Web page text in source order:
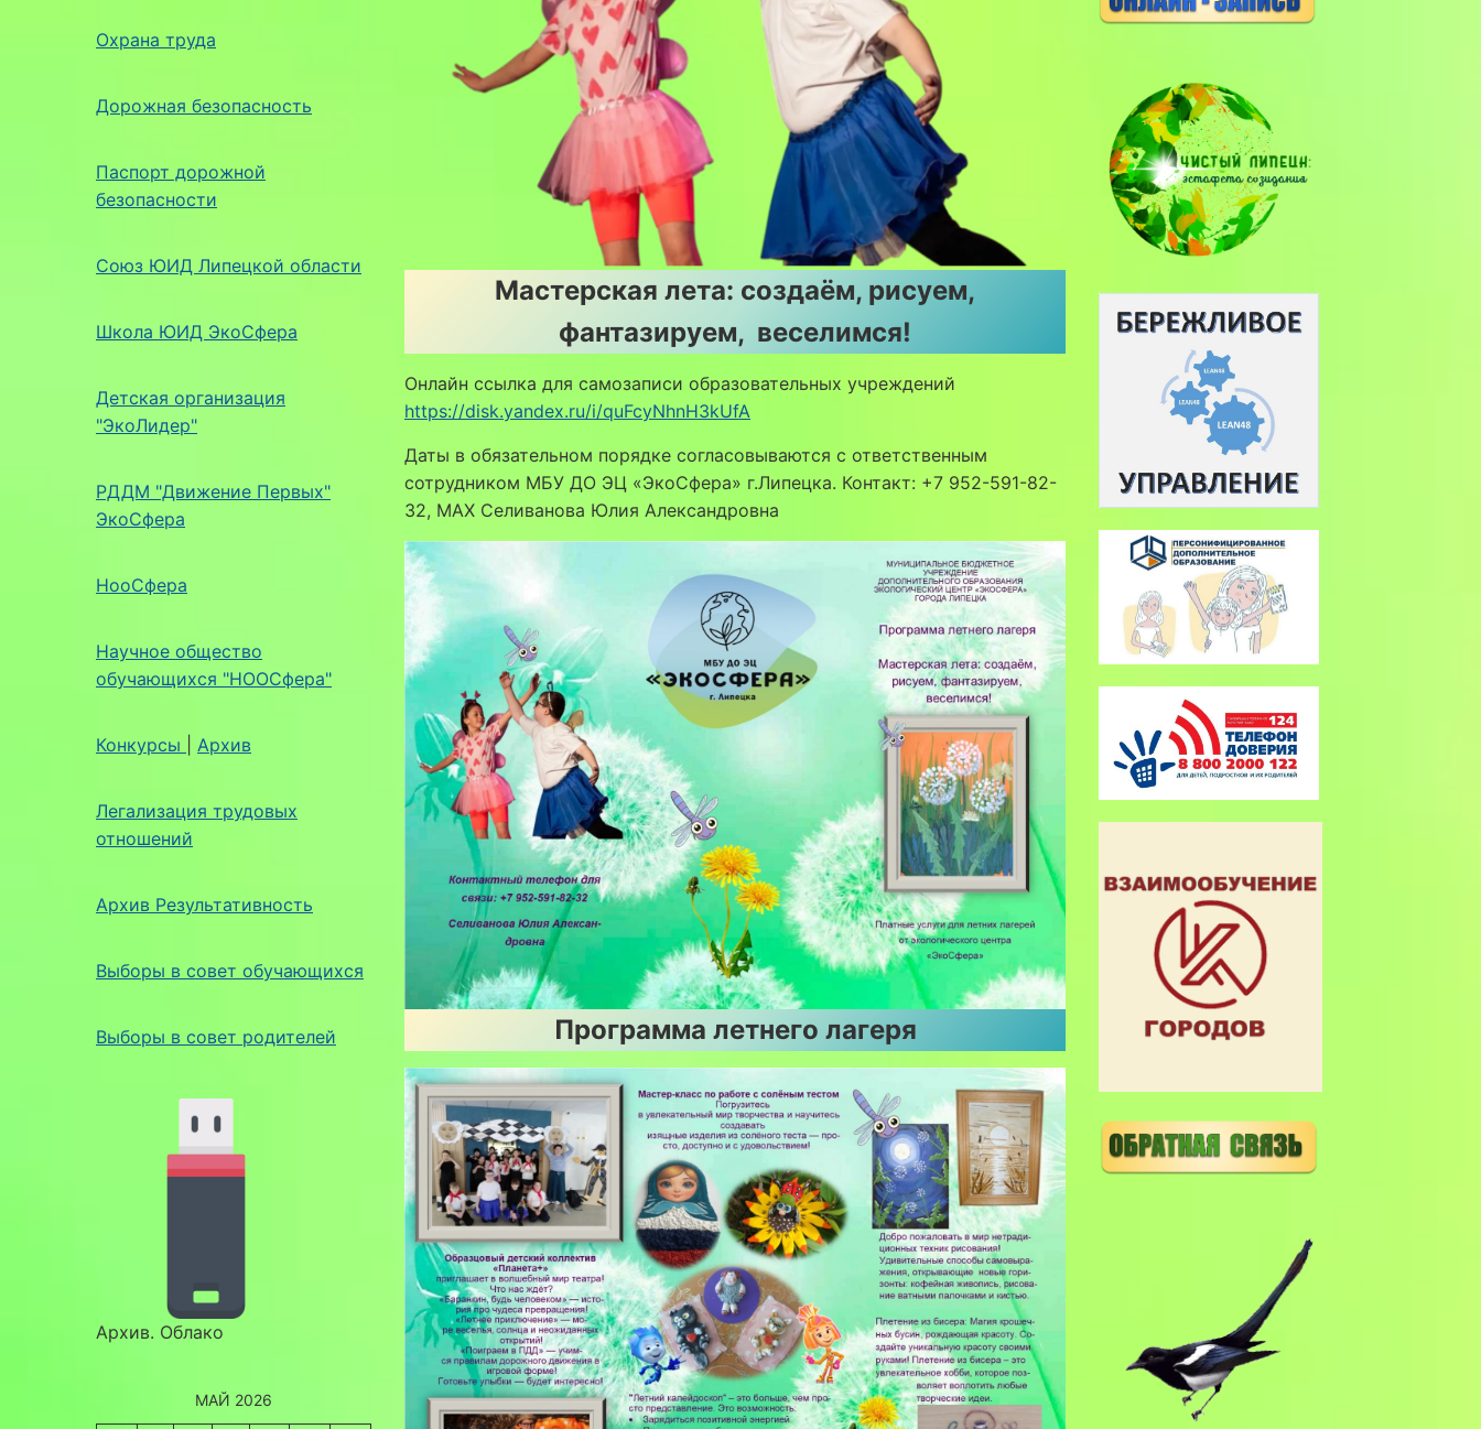
Охрана труда
Дорожная безопасность
Паспорт дорожной
безопасности
Союз ЮИД Липецкой области
Школа ЮИД ЭкоСфера
Детская организация
"ЭкоЛидер"
РДДМ "Движение Первых"
ЭкоСфера
НооСфера
Научное общество
обучающихся "НООСфера"
Конкурсы Архив
Легализация трудовых
отношений
Архив Результативность
Выборы в совет обучающихся
Выборы в совет родителей
Архив. Облако
МАЙ 2026
Мастерская лета: создаём, рисуем,
фантазируем, веселимся!
Онлайн ссылка для самозаписи образовательных учреждений
https://disk.yandex.ru/i/quFcyNhnH3kUfA
Даты в обязательном порядке согласовываются с ответственным
сотрудником МБУ ДО ЭЦ «ЭкоСфера» г.Липецка. Контакт: +7 952-591-82-
32, MAX Селиванова Юлия Александровна
Программа летнего лагеря